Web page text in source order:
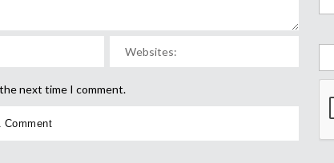
next time I comment.